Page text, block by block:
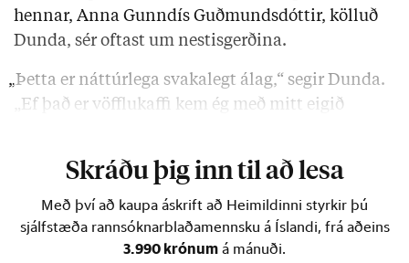
hennar, Anna Gunndís Guðmundsdóttir, kölluð
Dunda, sér oftast um nestisgerðina.
„Þetta er náttúrlega svakalegt álag,“ segir Dunda.
„Ef það er vöfflukaffi kem ég með mitt eigið
Skráðu þig inn til að lesa
Með því að kaupa áskrift að Heimildinni styrkir þú
sjálfstæða rannsóknarblaðamennsku á Íslandi, frá aðeins
3.990 krónum á mánuði.